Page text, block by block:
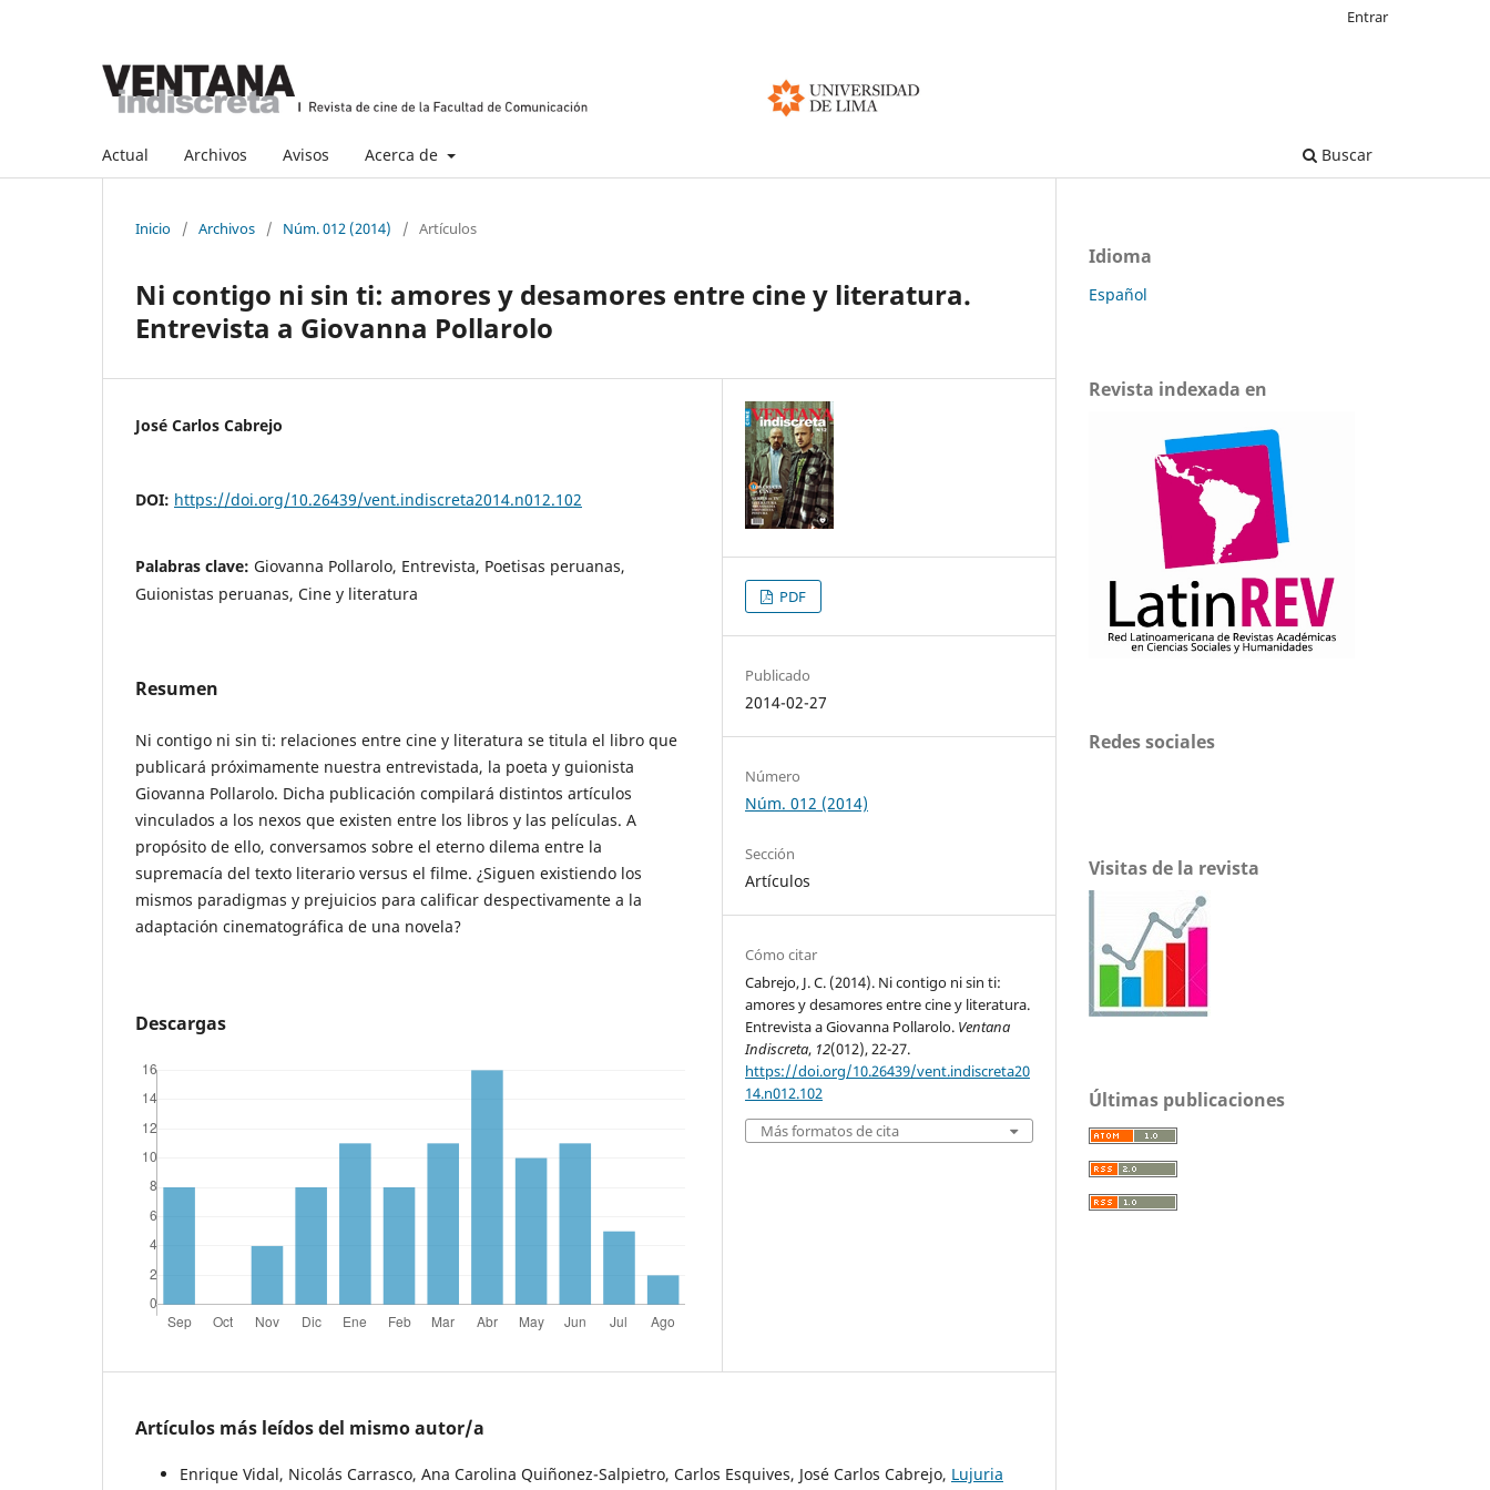
Actual Archivos Avisos Acerca de Buscar
Entrar
Inicio / Archivos / Núm. 012 (2014) / Artículos
Ni contigo ni sin ti: amores y desamores entre cine y literatura.
Entrevista a Giovanna Pollarolo
José Carlos Cabrejo
DOI: https://doi.org/10.26439/vent.indiscreta2014.n012.102
Palabras clave: Giovanna Pollarolo, Entrevista, Poetisas peruanas,
Guionistas peruanas, Cine y literatura
Resumen
Ni contigo ni sin ti: relaciones entre cine y literatura se titula el libro que
publicará próximamente nuestra entrevistada, la poeta y guionista
Giovanna Pollarolo. Dicha publicación compilará distintos artículos
vinculados a los nexos que existen entre los libros y las películas. A
propósito de ello, conversamos sobre el eterno dilema entre la
supremacía del texto literario versus el filme. ¿Siguen existiendo los
mismos paradigmas y prejuicios para calificar despectivamente a la
adaptación cinematográfica de una novela?
Descargas
PDF
Publicado
2014-02-27
Número
Núm. 012 (2014)
Sección
Artículos
Cómo citar
Cabrejo, J. C. (2014). Ni contigo ni sin ti:
amores y desamores entre cine y literatura.
Entrevista a Giovanna Pollarolo. Ventana
Indiscreta, 12(012), 22-27.
https://doi.org/10.26439/vent.indiscreta20
14.n012.102
Más formatos de cita
Artículos más leídos del mismo autor/a
Enrique Vidal, Nicolás Carrasco, Ana Carolina Quiñonez-Salpietro, Carlos Esquives, José Carlos Cabrejo, Lujuria
Idioma
Español
Revista indexada en
Redes sociales
Visitas de la revista
Últimas publicaciones